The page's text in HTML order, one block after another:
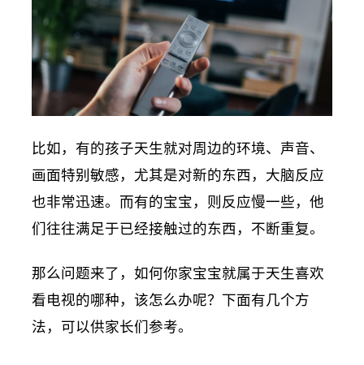
比如，有的孩子天生就对周边的环境、声音、
画面特别敏感，尤其是对新的东西，大脑反应
也非常迅速。而有的宝宝，则反应慢一些，他
们往往满足于已经接触过的东西，不断重复。
那么问题来了，如何你家宝宝就属于天生喜欢
看电视的哪种，该怎么办呢？下面有几个方
法，可以供家长们参考。